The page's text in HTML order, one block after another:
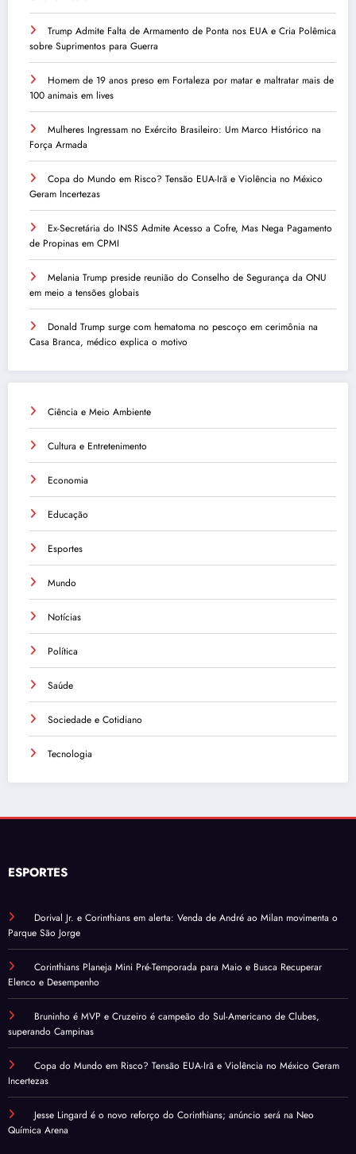
Trump Admite Falta de Armamento de Ponta nos EUA e Cria Polêmica
sobre Suprimentos para Guerra
Homem de 19 anos preso em Fortaleza por matar e maltratar mais de
100 animais em lives
Mulheres Ingressam no Exército Brasileiro: Um Marco Histórico na
Força Armada
Copa do Mundo em Risco? Tensão EUA-Irã e Violência no México
Geram Incertezas
Ex-Secretária do INSS Admite Acesso a Cofre, Mas Nega Pagamento
de Propinas em CPMI
Melania Trump preside reunião do Conselho de Segurança da ONU
em meio a tensões globais
Donald Trump surge com hematoma no pescoço em cerimônia na
Casa Branca, médico explica o motivo
Ciência e Meio Ambiente
Cultura e Entretenimento
Economia
Educação
Esportes
Mundo
Notícias
Política
Saúde
Sociedade e Cotidiano
Tecnologia
ESPORTES
Dorival Jr. e Corinthians em alerta: Venda de André ao Milan movimenta o
Parque São Jorge
Corinthians Planeja Mini Pré-Temporada para Maio e Busca Recuperar
Elenco e Desempenho
Bruninho é MVP e Cruzeiro é campeão do Sul-Americano de Clubes,
superando Campinas
Copa do Mundo em Risco? Tensão EUA-Irã e Violência no México Geram
Incertezas
Jesse Lingard é o novo reforço do Corinthians; anúncio será na Neo
Química Arena